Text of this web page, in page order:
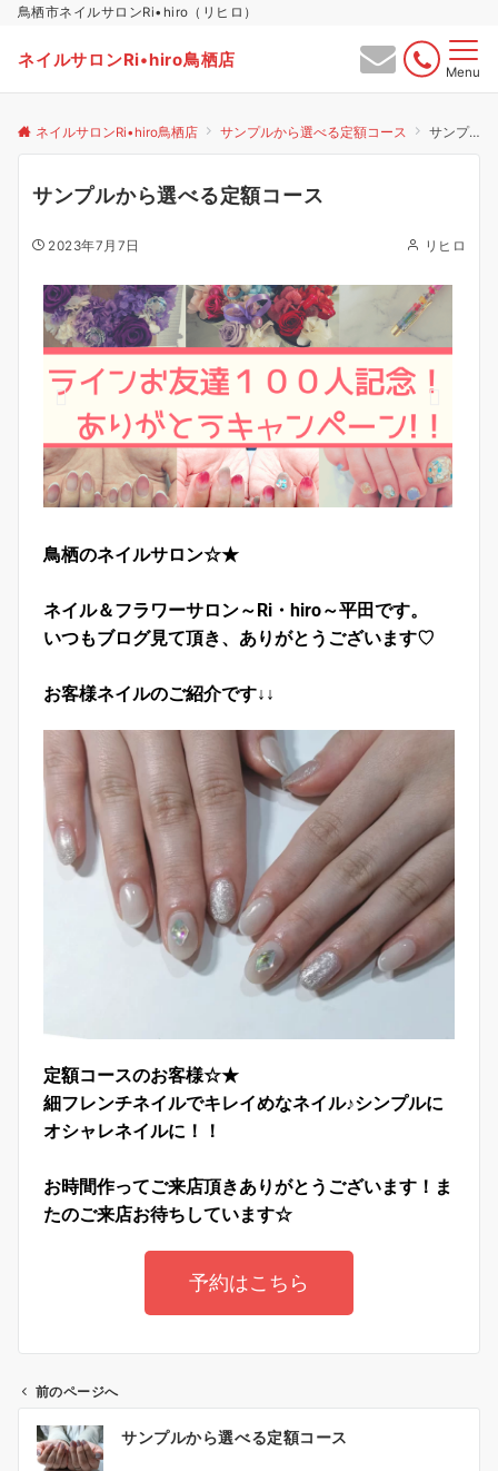
鳥栖市ネイルサロンRi•hiro（リヒロ）
ネイルサロンRi•hiro鳥栖店
Menu
ネイルサロンRi•hiro鳥栖店 サンプルから選べる定額コース サンプルから選べる定額コース
サンプルから選べる定額コース
2023年7月7日 リヒロ
鳥栖のネイルサロン☆★
ネイル＆フラワーサロン～Ri・hiro～平田です。
いつもブログ見て頂き、ありがとうございます♡
お客様ネイルのご紹介です↓↓
定額コースのお客様☆★
細フレンチネイルでキレイめなネイル♪シンプルに
オシャレネイルに！！
お時間作ってご来店頂きありがとうございます！ま
たのご来店お待ちしています☆
予約はこちら
前のページへ
サンプルから選べる定額コース